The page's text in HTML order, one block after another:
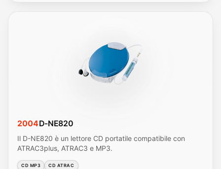
2004D-NE820
Il D-NE820 è un lettore CD portatile compatibile con
ATRAC3plus, ATRAC3 e MP3.
CD MP3 CD ATRAC